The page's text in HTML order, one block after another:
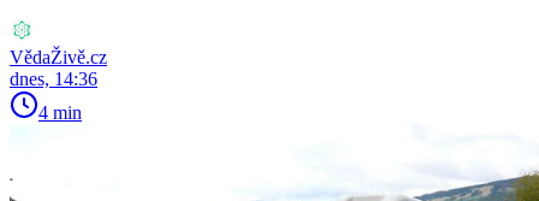
VědaŽivě.cz
dnes, 14:36
4 min